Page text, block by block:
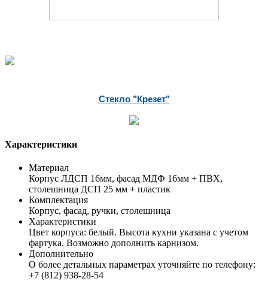
Стекло "Крезет"
Характеристики
Материал
Корпус ЛДСП 16мм, фасад МДФ 16мм + ПВХ,
столешница ДСП 25 мм + пластик
Комплектация
Корпус, фасад, ручки, столешница
Характеристики
Цвет корпуса: белый. Высота кухни указана с учетом
фартука. Возможно дополнить карнизом.
Дополнительно
О более детальных параметрах уточняйте по телефону:
+7 (812) 938-28-54